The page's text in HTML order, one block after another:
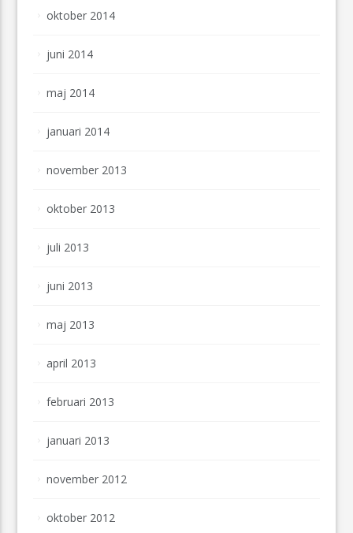
oktober 2014
juni 2014
maj 2014
januari 2014
november 2013
oktober 2013
juli 2013
juni 2013
maj 2013
april 2013
februari 2013
januari 2013
november 2012
oktober 2012